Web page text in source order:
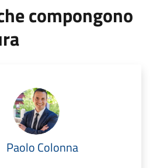
compongono
Paolo Colonna